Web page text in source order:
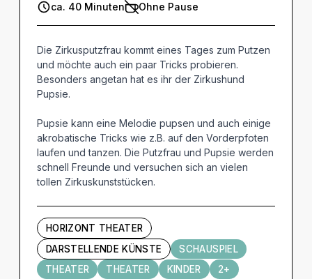
ca. 40 Minuten Ohne Pause
Die Zirkusputzfrau kommt eines Tages zum Putzen
und möchte auch ein paar Tricks probieren.
Besonders angetan hat es ihr der Zirkushund
Pupsie.
Pupsie kann eine Melodie pupsen und auch einige
akrobatische Tricks wie z.B. auf den Vorderpfoten
laufen und tanzen. Die Putzfrau und Pupsie werden
schnell Freunde und versuchen sich an vielen
tollen Zirkuskunststücken.
HORIZONT THEATER
DARSTELLENDE KÜNSTE
SCHAUSPIEL
THEATER
THEATER KINDER
2+